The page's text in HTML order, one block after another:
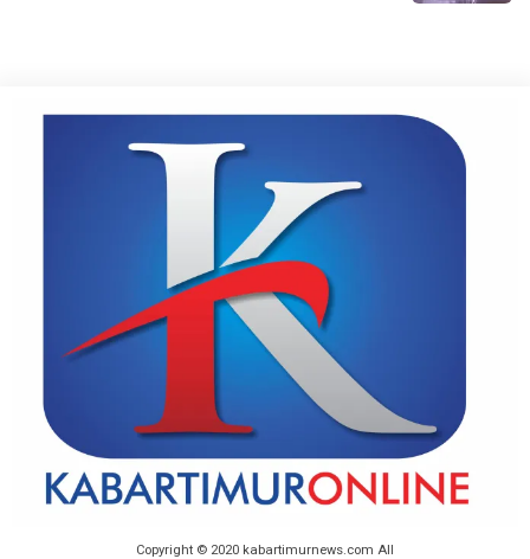
Copyright © 2020 kabartimurnews.com All